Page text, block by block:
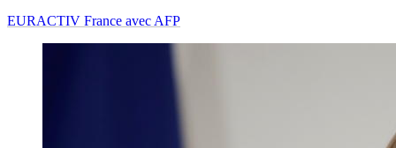
EURACTIV France avec AFP